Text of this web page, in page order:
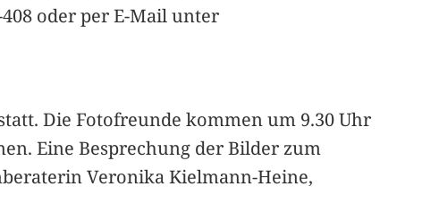
oder per E-Mail unter
Die Fotofreunde kommen um 9.30 Uhr
Eine Besprechung der Bilder zum
Veronika Kielmann-Heine,